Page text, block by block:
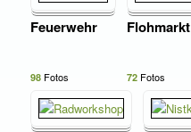
Feuerwehr
98Fotos
Flohmarkt
72Fotos